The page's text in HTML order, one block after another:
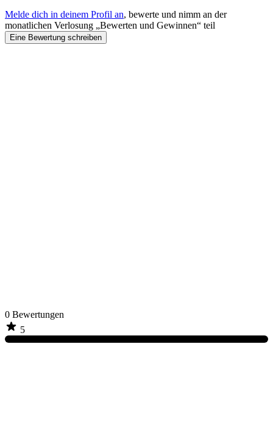
Melde dich in deinem Profil an, bewerte und nimm an der
monatlichen Verlosung „Bewerten und Gewinnen“ teil
Eine Bewertung schreiben
0 Bewertungen
5